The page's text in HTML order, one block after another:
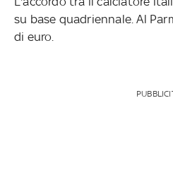
su base quadriennale. Al
di euro.